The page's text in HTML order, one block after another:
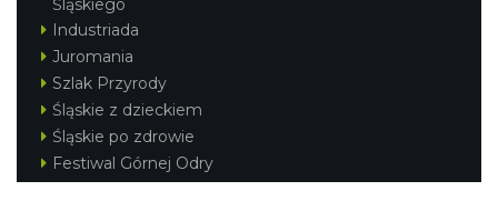
Śląskiego
Industriada
Juromania
Szlak Przyrody
Śląskie z dzieckiem
Śląskie po zdrowie
Festiwal Górnej Odry